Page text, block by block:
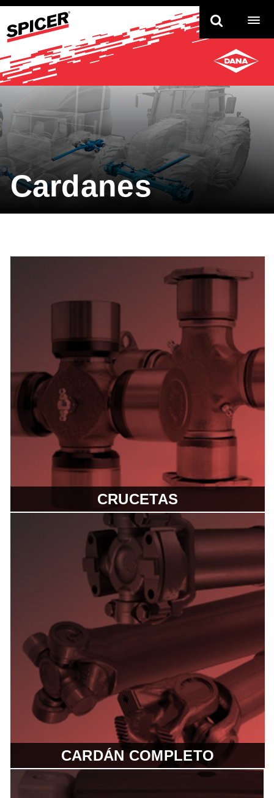
Cardanes
CRUCETAS
Las Crucetas Spicer® están
diseñadas para garantizar máximo
rendimiento superando ampliamente
a la competencia. Las crucetas son
usadas en vehículos livianos,
pesados y Off-Highway.
CARDÁN COMPLETO
Los Cardanes Spicer® están